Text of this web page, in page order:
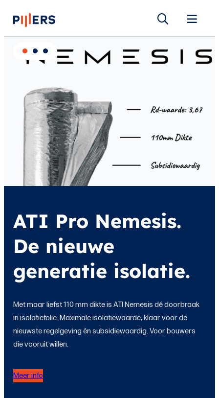
ATI Pro Nemesis.
De nieuwe
generatie isolatie.
Met maar liefst 110 mm dikte is ATI Nemesis dé doorbraak
in isolatiefolie. Maximale isolatiewaarde, klaar voor de
nieuwste regelgeving én subsidiewaardig. Voor bouwers
die vooruit willen.
Meer info